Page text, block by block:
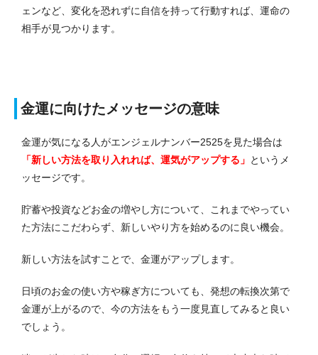
ェンなど、変化を恐れずに自信を持って行動すれば、運命の
相手が見つかります。
金運に向けたメッセージの意味
金運が気になる人がエンジェルナンバー2525を見た場合は
「新しい方法を取り入れれば、運気がアップする」 というメ
ッセージです。
貯蓄や投資などお金の増やし方について、これまでやってい
た方法にこだわらず、新しいやり方を始めるのに良い機会。
新しい方法を試すことで、金運がアップします。
日頃のお金の使い方や稼ぎ方についても、発想の転換次第で
金運が上がるので、今の方法をもう一度見直してみると良い
でしょう。